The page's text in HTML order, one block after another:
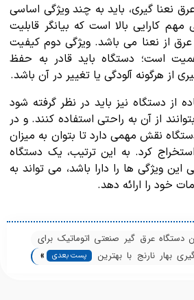
نعنا گیری، باید به چند ویژگی اساسی
کارایی بالا است که بیانگر قابلیت
عرق از نعنا می باشد. ویژگی دوم کیفیت
است؛ دستگاه باید قادر به حفظ
از هرگونه آلودگی یا تغییر در آن باشد.
از دستگاه نیز باید در نظر گرفته شود
از آن به راحتی استفاده کنند. و در
نقش مهمی دارد تا بتوان به میزان
کرد. به این ترتیب، یک دستگاه
ویژگی ها را دارا باشد، می تواند به
خود را ارائه دهد.
دستگاه عرق گیر صنعتی اتوماتیک برای
بهار نارنج با بهترین
پست بعدی »